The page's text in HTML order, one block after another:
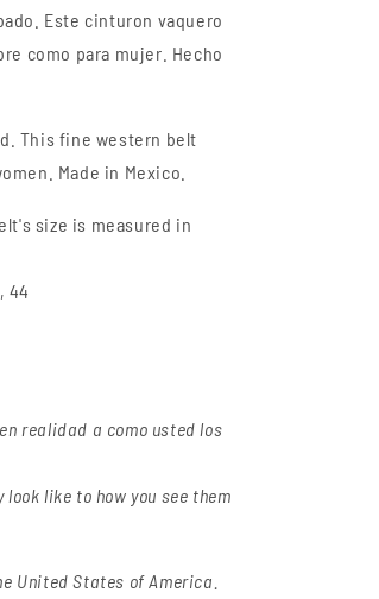
Este cinturon vaquero
como para mujer. Hecho
This fine western belt
Made in Mexico.
size is measured in
44
realidad a como usted los
like to how you see them
United States of America.